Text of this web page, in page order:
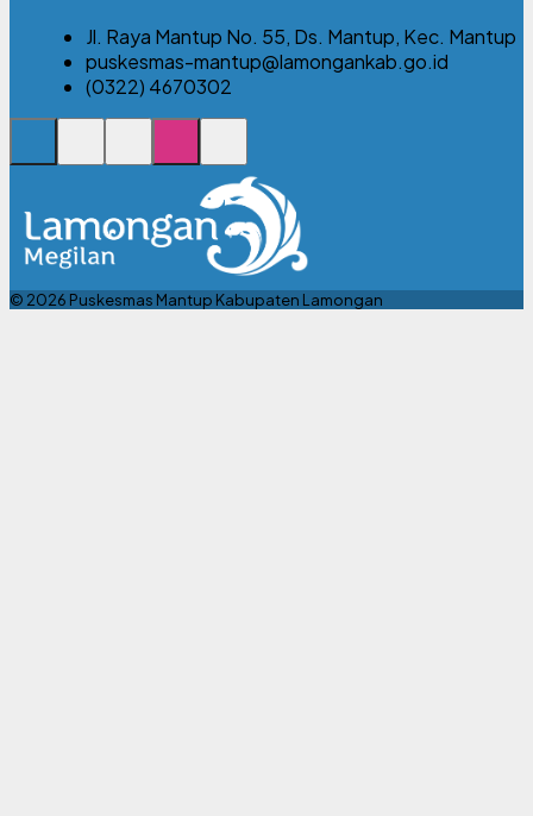
Jl. Raya Mantup No. 55, Ds. Mantup, Kec. Mantup
puskesmas-mantup@lamongankab.go.id
(0322) 4670302
© 2026 Puskesmas Mantup Kabupaten Lamongan